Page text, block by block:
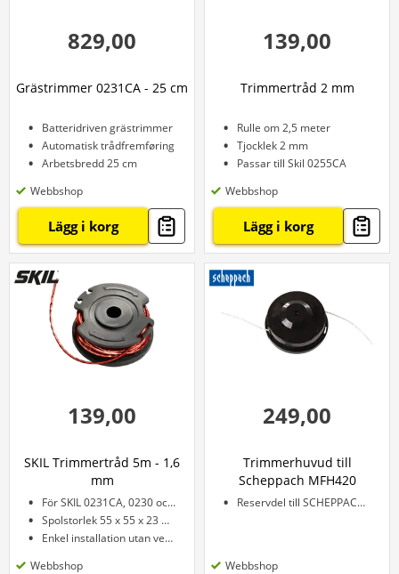
829,00
Grästrimmer 0231CA - 25 cm
Batteridriven grästrimmer
Automatisk trådfremføring
Arbetsbredd 25 cm
Webbshop
Lägg i korg
139,00
Trimmertråd 2 mm
Rulle om 2,5 meter
Tjocklek 2 mm
Passar till Skil 0255CA
Webbshop
Lägg i korg
139,00
SKIL Trimmertråd 5m - 1,6
mm
För SKIL 0231CA, 0230 och 0240
Spolstorlek 55 x 55 x 23 mm
Enkel installation utan verktyg
Webbshop
249,00
Trimmerhuvud till
Scheppach MFH420
Reservdel till SCHEPPACH 4-I-1 MFH420
Webbshop